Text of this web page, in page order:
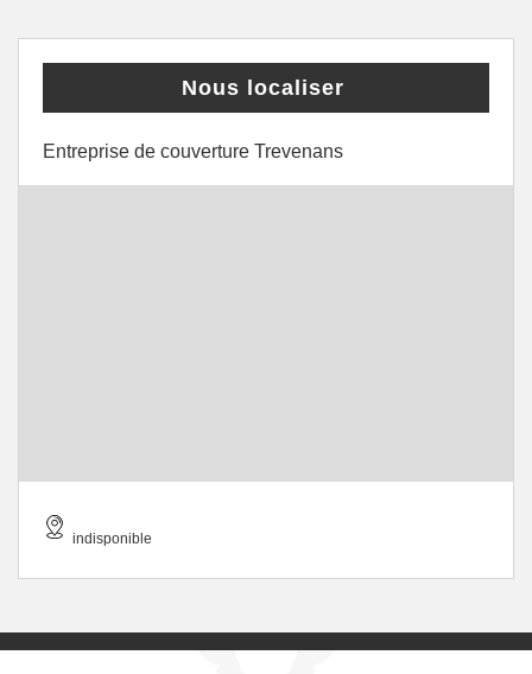
Nous localiser
Entreprise de couverture Trevenans
indisponible